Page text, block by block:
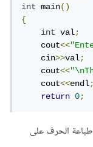
int main()
{
int val;
    cout
<<
    cin
>>val;
    cout
<<
    cout
<<endl;
return
0;
الحرف على